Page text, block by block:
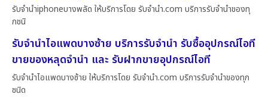
รับจำนำiphoneบางพลัด ให้บริการโดย รับจํานํา.com บริการรับจำนำของทุ
กชนิ
รับจำนำไอแพดบางซ้าย บริการรับจำนำ รับซื้ออุปกรณ์ไอที
ขายของหลุดจำนำ และ รับฝากขายอุปกรณ์ไอที
รับจำนำไอแพดบางซ้าย ให้บริการโดย รับจํานํา.com บริการรับจำนำของทุก
ชนิด